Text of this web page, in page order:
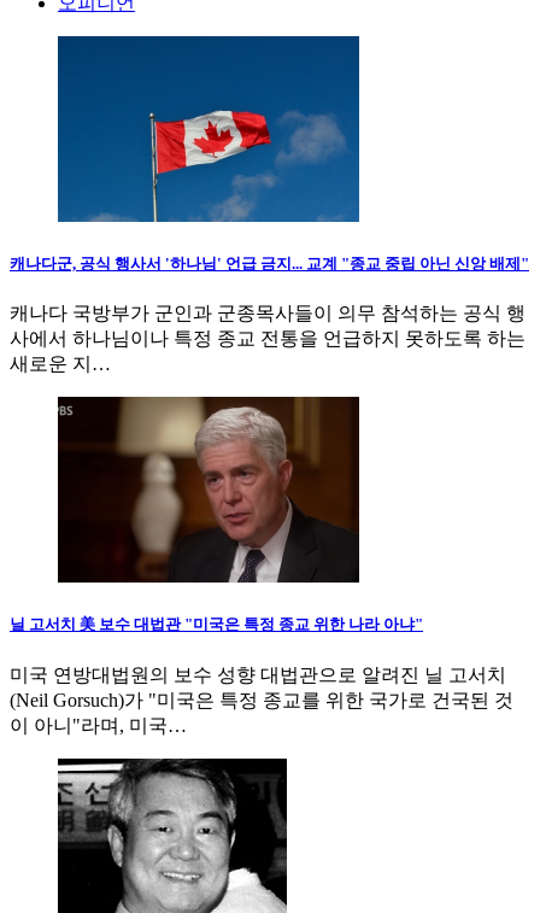
캐나다군, 공식 행사서 '하나님' 언급 금지... 교계 "종교 중립 아닌 신앙 배제"
캐나다 국방부가 군인과 군종목사들이 의무 참석하는 공식 행
사에서 하나님이나 특정 종교 전통을 언급하지 못하도록 하는
새로운 지…
닐 고서치 美 보수 대법관 "미국은 특정 종교 위한 나라 아냐"
미국 연방대법원의 보수 성향 대법관으로 알려진 닐 고서치
(Neil Gorsuch)가 "미국은 특정 종교를 위한 국가로 건국된 것
이 아니"라며, 미국…